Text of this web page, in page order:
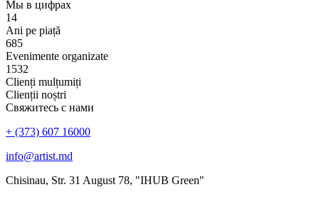
Мы в цифрах
14
Ani pe piață
685
Evenimente organizate
1532
Clienți mulțumiți
Clienții noștri
Свяжитесь с нами
+ (373) 607 16000
info@artist.md
Chisinau, Str. 31 August 78, "IHUB Green"